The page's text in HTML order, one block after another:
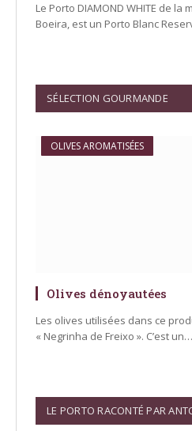
Le Porto DIAMOND WHITE de la
Boeira, est un Porto Blanc
SÉLECTION GOURMANDE
OLIVES AROMATISÉES
Olives dénoyautées
Les olives utilisées dans ce
« Negrinha de Freixo ». C’est un…
LE PORTO RACONTÉ PAR